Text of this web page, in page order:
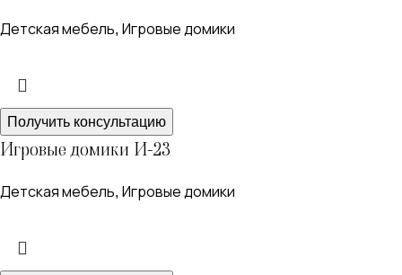
Детская мебель, Игровые домики
Получить консультацию
Игровые домики И-23
Детская мебель, Игровые домики